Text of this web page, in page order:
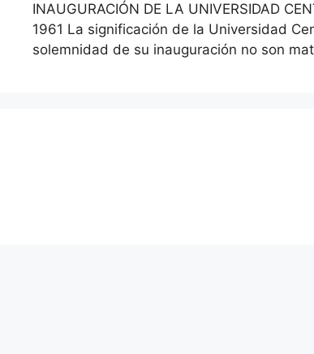
INAUGURACIÓN DE LA UNIVERSIDAD
1961 La significación de la Universidad
solemnidad de su inauguración no son